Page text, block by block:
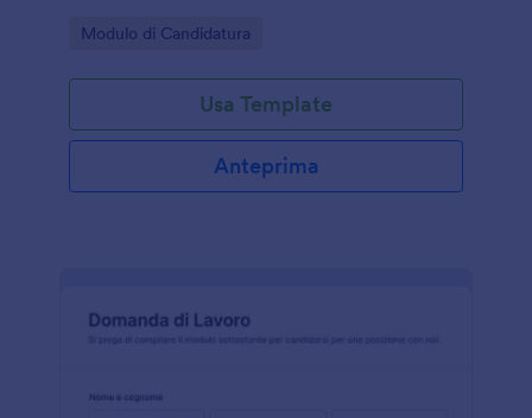
Jotform.
Go to Category:
Modulo di Candidatura
Usa Template
Anteprima